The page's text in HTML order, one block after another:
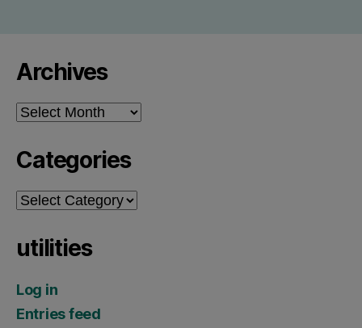
Archives
Archives
Categories
Categories
utilities
Log in
Entries feed